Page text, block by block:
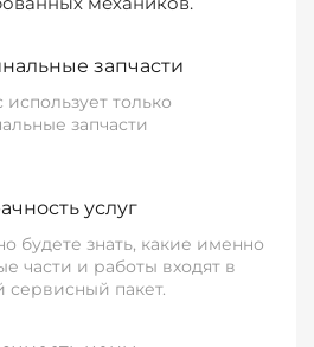
запчасти
только
запчасти
услуг
будете знать, какие именно
части и работы входят в
сервисный пакет.